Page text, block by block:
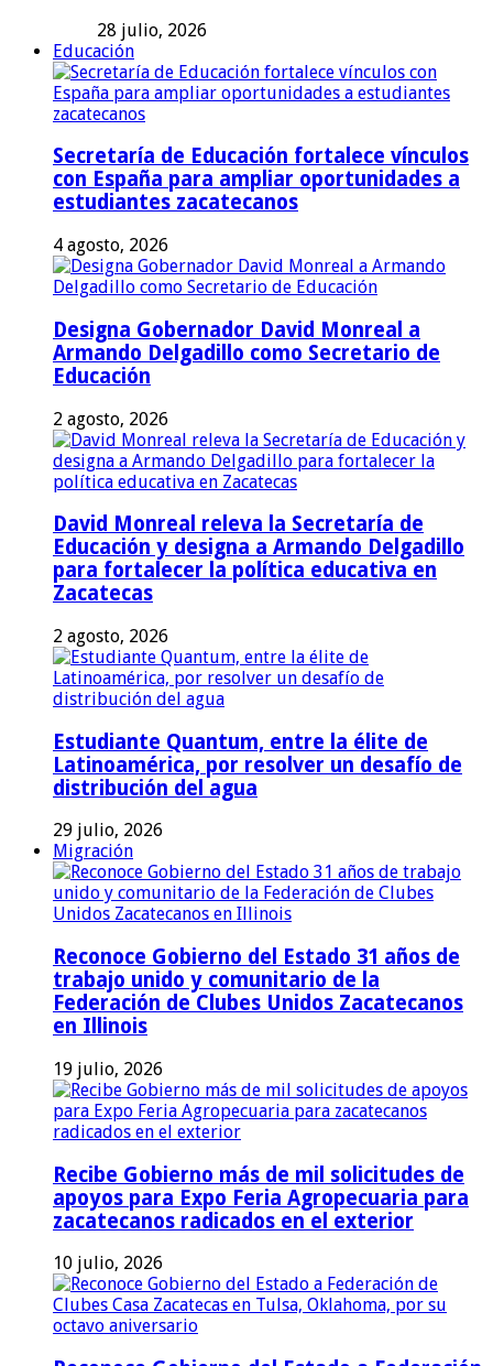
28 julio, 2026
Educación
Secretaría de Educación fortalece vínculos
con España para ampliar oportunidades a
estudiantes zacatecanos
4 agosto, 2026
Designa Gobernador David Monreal a
Armando Delgadillo como Secretario de
Educación
2 agosto, 2026
David Monreal releva la Secretaría de
Educación y designa a Armando Delgadillo
para fortalecer la política educativa en
Zacatecas
2 agosto, 2026
Estudiante Quantum, entre la élite de
Latinoamérica, por resolver un desafío de
distribución del agua
29 julio, 2026
Migración
Reconoce Gobierno del Estado 31 años de
trabajo unido y comunitario de la
Federación de Clubes Unidos Zacatecanos
en Illinois
19 julio, 2026
Recibe Gobierno más de mil solicitudes de
apoyos para Expo Feria Agropecuaria para
zacatecanos radicados en el exterior
10 julio, 2026